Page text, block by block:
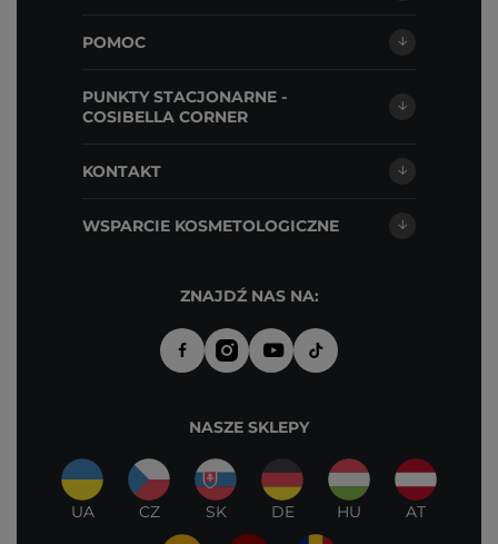
POMOC
PUNKTY STACJONARNE -
COSIBELLA CORNER
KONTAKT
WSPARCIE KOSMETOLOGICZNE
ZNAJDŹ NAS NA:
NASZE SKLEPY
UA CZ SK DE HU AT